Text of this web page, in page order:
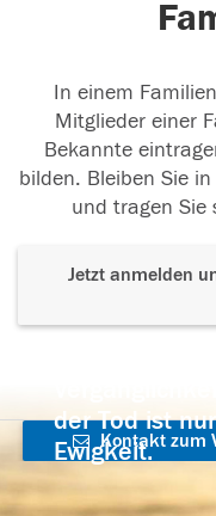
In einem
Mitglieder einer
Bekannte
bilden. Bleiben Sie
und tragen Sie
Jetzt anmelden
der Tod ist
Ewigkeit.
Kontakt zum
aufnehmen